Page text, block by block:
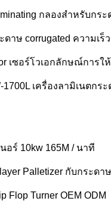
กลองสําหรับกระ
าษ corrugated ความเร็
เซอร์โวเอกลักษณ์การ
1700L เครื่องลามิเนตก
อร์ 10kw 165M / นาที
Palletizer กับกระดา
Turner OEM ODM